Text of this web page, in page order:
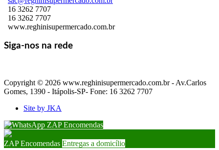
16 3262 7707
16 3262 7707
www.reghinisupermercado.com.br
Siga-nos na rede
Copyright © 2026 www.reghinisupermercado.com.br - Av.Carlos
Gomes, 1390 - Itápolis-SP- Fone: 16 3262 7707
Site by JKA
ZAP Encomendas
ZAP Encomendas Entregas a domicílio